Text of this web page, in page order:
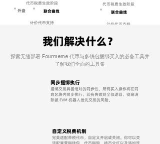
代币税费生效阶段
外盘
联合曲线
计价代币支持
UUSD
0̶.̶0̶2̶5̶ 0.02 BNB / 每地址
代币税费生效阶段
联合曲线
计价代币支持
UUSD
0̶.̶0̶2̶5̶ 0.02 BNB / 每地址
创建代币并买入
我们解决什么？
探索无缝部署 Fourmeme 代币与多钱包捆绑买入的必备工具并
了解我们全面的工具集
同步捆绑执行
捆绑交易具备绝对的同步性，所有买入操作将在同
意区块内同步执行，若有失败则全部退回，彻底消
除被 EVM 机器人抢先交易的风险。
自定义税费机制
完美适配带税代币，自定义开启或关闭。你可以灵